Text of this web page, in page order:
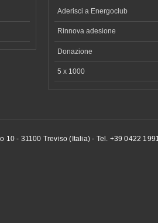
Aderisci a Energoclub
Rinnova adesione
Donazione
5 x 1000
10 - 31100 Treviso (Italia) - Tel. +39 0422